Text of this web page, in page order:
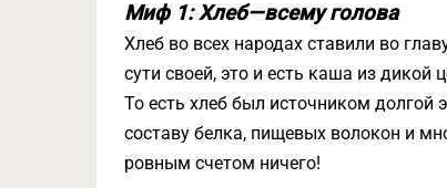
Миф 1: Хлеб — всему голова
Хлеб во всех народах ставили во
сути своей, это и есть каша из
То есть хлеб был источником долгой
составу белка, пищевых волокон и
ровным счетом ничего!